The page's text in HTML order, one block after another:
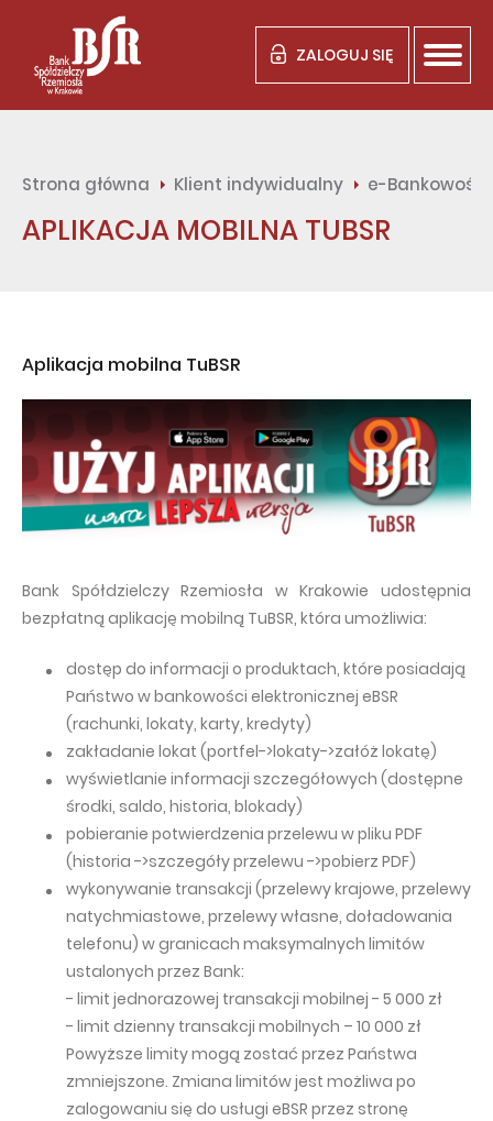
ZALOGUJ SIĘ
Strona główna Klient indywidualny e-Bankowość
APLIKACJA MOBILNA TUBSR
Aplikacja mobilna TuBSR
Bank Spółdzielczy Rzemiosła w Krakowie udostępnia
bezpłatną aplikację mobilną TuBSR, która umożliwia:
dostęp do informacji o produktach, które posiadają
Państwo w bankowości elektronicznej eBSR
(rachunki, lokaty, karty, kredyty)
zakładanie lokat (portfel->lokaty->załóż lokatę)
wyświetlanie informacji szczegółowych (dostępne
środki, saldo, historia, blokady)
pobieranie potwierdzenia przelewu w pliku PDF
(historia ->szczegóły przelewu ->pobierz PDF)
wykonywanie transakcji (przelewy krajowe, przelewy
natychmiastowe, przelewy własne, doładowania
telefonu) w granicach maksymalnych limitów
ustalonych przez Bank:
- limit jednorazowej transakcji mobilnej - 5 000 zł
- limit dzienny transakcji mobilnych – 10 000 zł
Powyższe limity mogą zostać przez Państwa
zmniejszone. Zmiana limitów jest możliwa po
zalogowaniu się do usługi eBSR przez stronę